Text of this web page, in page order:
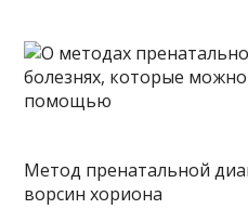
Метод пренатальной
ворсин хориона